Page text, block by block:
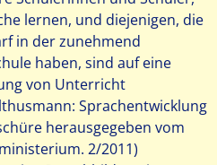
lernen, und diejenigen, die
in der zunehmend
haben, sind auf eine
von Unterricht
Sprachentwicklung
herausgegeben vom
2/2011)